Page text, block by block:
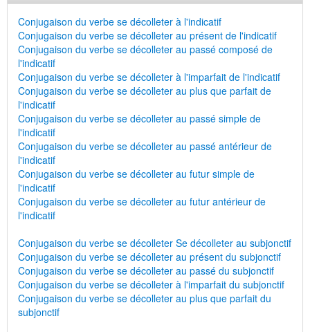
Conjugaison du verbe se décolleter à l'indicatif
Conjugaison du verbe se décolleter au présent de l'indicatif
Conjugaison du verbe se décolleter au passé composé de
l'indicatif
Conjugaison du verbe se décolleter à l'imparfait de l'indicatif
Conjugaison du verbe se décolleter au plus que parfait de
l'indicatif
Conjugaison du verbe se décolleter au passé simple de
l'indicatif
Conjugaison du verbe se décolleter au passé antérieur de
l'indicatif
Conjugaison du verbe se décolleter au futur simple de
l'indicatif
Conjugaison du verbe se décolleter au futur antérieur de
l'indicatif
Conjugaison du verbe se décolleter Se décolleter au subjonctif
Conjugaison du verbe se décolleter au présent du subjonctif
Conjugaison du verbe se décolleter au passé du subjonctif
Conjugaison du verbe se décolleter à l'imparfait du subjonctif
Conjugaison du verbe se décolleter au plus que parfait du
subjonctif